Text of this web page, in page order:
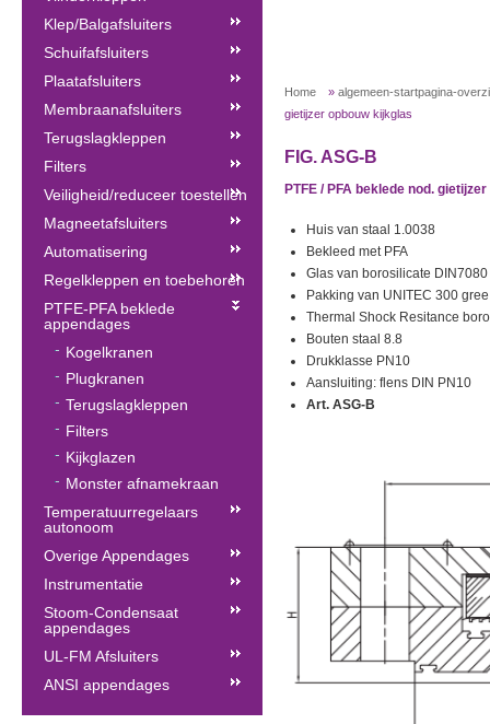
Home » algemeen-startpagina-
gietijzer opbouw kijkglas
FIG. ASG-B
PTFE / PFA beklede nod.
Huis van staal 1.0038
Bekleed met PFA
Glas van borosilicate DIN7080
Pakking van UNITEC 300
Thermal Shock Resitance
Bouten staal 8.8
Drukklasse PN10
Aansluiting: flens DIN PN10
Art. ASG-B
Klep/Balgafsluiters
Schuifafsluiters
Plaatafsluiters
Membraanafsluiters
Terugslagkleppen
Filters
Veiligheid/reduceer toestellen
Magneetafsluiters
Automatisering
Regelkleppen en toebehoren
PTFE-PFA beklede
appendages
Kogelkranen
Plugkranen
Terugslagkleppen
Filters
Kijkglazen
Monster afnamekraan
Temperatuurregelaars
autonoom
Overige Appendages
Instrumentatie
Stoom-Condensaat
appendages
UL-FM Afsluiters
ANSI appendages